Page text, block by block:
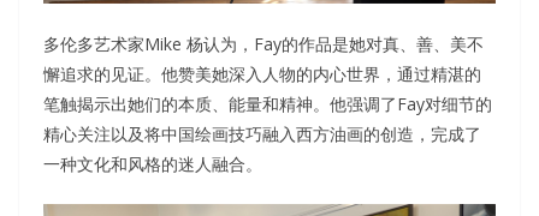
多伦多艺术家Mike 杨认为，Fay的作品是她对真、善、美不
懈追求的见证。他赞美她深入人物的内心世界，通过精湛的
笔触揭示出她们的本质、能量和精神。他强调了Fay对细节的
精心关注以及将中国绘画技巧融入西方油画的创造，完成了
一种文化和风格的迷人融合。